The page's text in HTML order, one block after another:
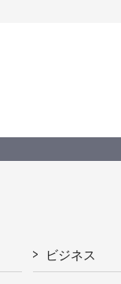
ビジネス